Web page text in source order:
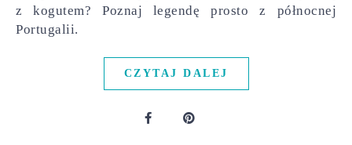
z kogutem? Poznaj legendę prosto z północnej
Portugalii.
CZYTAJ DALEJ